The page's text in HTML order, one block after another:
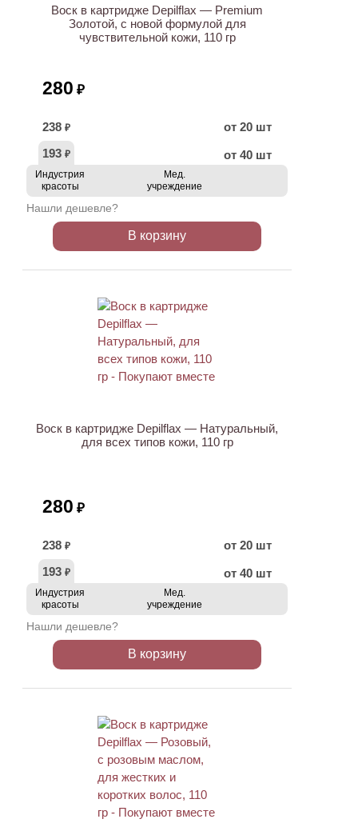
Воск в картридже Depilflax — Premium
Золотой, с новой формулой для
чувствительной кожи, 110 гр
280 ₽
238 ₽
от 20 шт
193 ₽ от 40 шт
Индустрия
красоты
Мед.
учреждение
Нашли дешевле?
В корзину
Воск в картридже Depilflax — Натуральный,
для всех типов кожи, 110 гр
280 ₽
238 ₽
от 20 шт
193 ₽ от 40 шт
Индустрия
красоты
Мед.
учреждение
Нашли дешевле?
В корзину